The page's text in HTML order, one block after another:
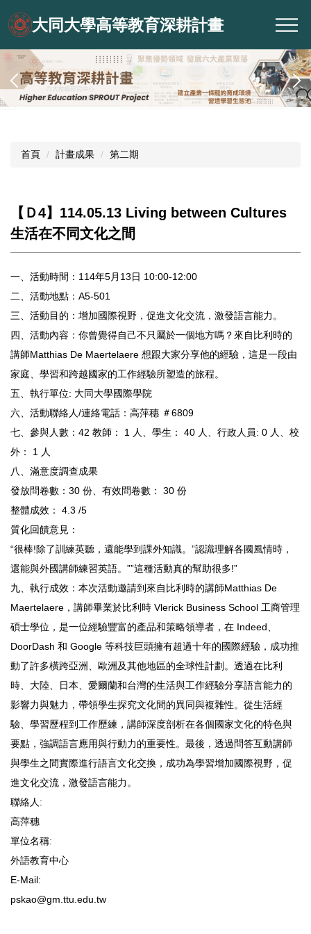
到
主
要
容
大同大學高等教育深耕計畫
首頁 計畫成果 第二期
【Ｄ4】114.05.13 Living between Cultures
生活在不同文化之間
一、活動時間：114年5月13日 10:00-12:00
二、活動地點：A5-501
三、活動目的：增加國際視野，促進文化交流，激發語言能力。
四、活動內容：你曾覺得自己不只屬於一個地方嗎？來自比利時的
講師Matthias De Maertelaere 想跟大家分享他的經驗，這是一段由
家庭、學習和跨越國家的工作經驗所塑造的旅程。
五、執行單位: 大同大學國際學院
六、活動聯絡人/連絡電話：高萍穗 ＃6809
七、參與人數：42 教師： 1 人、學生： 40 人、行政人員: 0 人、校
外： 1 人
八、滿意度調查成果
發放問卷數：30 份、有效問卷數： 30 份
整體成效： 4.3 /5
質化回饋意見：
“很棒!除了訓練英聽，還能學到課外知識。”認識理解各國風情時，
還能與外國講師練習英語。””這種活動真的幫助很多!”
九、執行成效：本次活動邀請到來自比利時的講師Matthias De
Maertelaere，講師畢業於比利時 Vlerick Business School 工商管理
碩士學位，是一位經驗豐富的產品和策略領導者，在 Indeed、
DoorDash 和 Google 等科技巨頭擁有超過十年的國際經驗，成功推
動了許多橫跨亞洲、歐洲及其他地區的全球性計劃。透過在比利
時、大陸、日本、愛爾蘭和台灣的生活與工作經驗分享語言能力的
影響力與魅力，帶領學生探究文化間的異同與複雜性。從生活經
驗、學習歷程到工作歷練，講師深度剖析在各個國家文化的特色與
要點，強調語言應用與行動力的重要性。最後，透過問答互動講師
與學生之間實際進行語言文化交換，成功為學習增加國際視野，促
進文化交流，激發語言能力。
聯絡人:
高萍穗
單位名稱:
外語教育中心
E-Mail:
pskao@gm.ttu.edu.tw